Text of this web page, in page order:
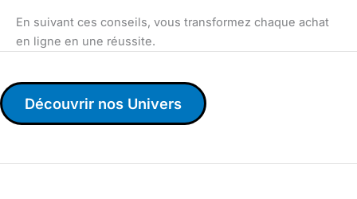
En suivant ces conseils, vous transformez chaque achat
en ligne en une réussite.
Découvrir nos Univers